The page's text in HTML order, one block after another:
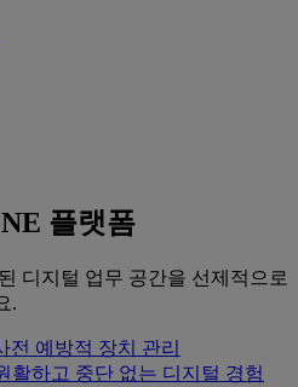
플랫폼
디지털 업무 공간을 선제적으로
.
전 예방적 장치 관리
활하고 중단 없는 디지털 경험